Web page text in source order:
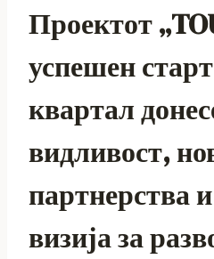
Проектот
успешен
квартал
видливост,
партнерства
визија за